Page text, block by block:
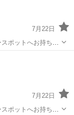
7月22日
ットへお持ち込
品、こども用品、
無料でまとめて持
7月22日
ットへお持ち込